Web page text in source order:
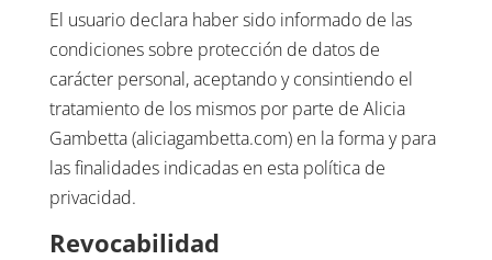
El usuario declara haber sido informado de las
condiciones sobre protección de datos de
carácter personal, aceptando y consintiendo el
tratamiento de los mismos por parte de Alicia
Gambetta (aliciagambetta.com) en la forma y para
las finalidades indicadas en esta política de
privacidad.
Revocabilidad